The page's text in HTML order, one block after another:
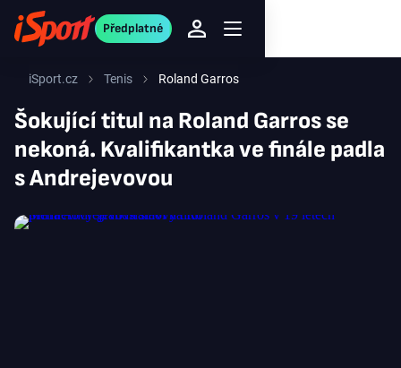
Předplatné
iSport.cz Tenis Roland Garros
Šokující titul na Roland Garros se
nekoná. Kvalifikantka ve finále padla
s Andrejevovou